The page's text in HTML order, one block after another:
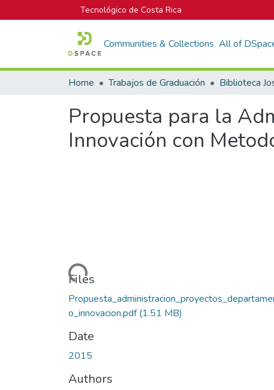
Tecnológico de Costa Rica
Communities & Collections All of
Home Trabajos de Graduación
Propuesta para la
Innovación con
Loading...
Files
o_innovacion.pdf(1.51 MB)
Date
2015
Authors